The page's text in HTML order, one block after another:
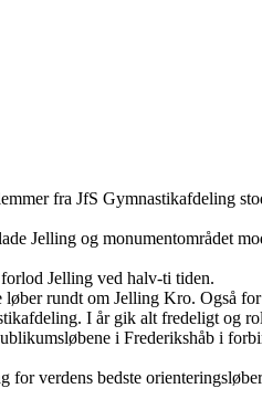
fra JfS Gymnastikafdeling
Jelling og monumentområdet
Jelling ved halv-ti tiden.
løber rundt om Jelling Kro. Også
I år gik alt fredeligt og
i Frederikshåb i
verdens bedste